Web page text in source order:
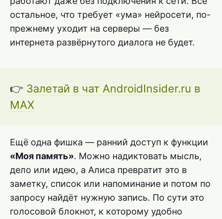
остальное, что требует «ума» нейросети, по-
прежнему уходит на серверы — без
интернета развёрнутого диалога не будет.
👉 Залетай в чат AndroidInsider.ru в
MAX
Ещё одна фишка — ранний доступ к функции
«Моя память». Можно надиктовать мысль,
дело или идею, а Алиса превратит это в
заметку, список или напоминание и потом по
запросу найдёт нужную запись. По сути это
голосовой блокнот, к которому удобно